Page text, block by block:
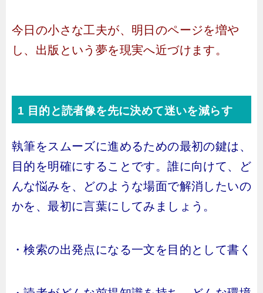
今日の小さな工夫が、明日のページを増や
し、出版という夢を現実へ近づけます。
1 目的と読者像を先に決めて迷いを減らす
執筆をスムーズに進めるための最初の鍵は、
目的を明確にすることです。誰に向けて、ど
んな悩みを、どのような場面で解消したいの
かを、最初に言葉にしてみましょう。
・検索の出発点になる一文を目的として書く